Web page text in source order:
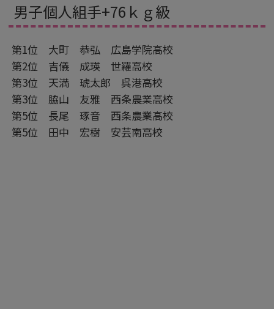
男子個人組手+76ｋｇ級
第1位 大町 恭弘 広島学院高校
第2位 吉儀 成瑛 世羅高校
第3位 天満 琥太郎 呉港高校
第3位 脇山 友雅 西条農業高校
第5位 長尾 琢音 西条農業高校
第5位 田中 宏樹 安芸南高校